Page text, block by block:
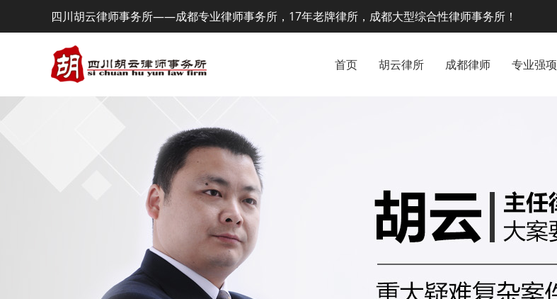
四川胡云律师事务所——成都专业律师事务所，17年老牌律所，成都大型综合性律师事务所！
首页 胡云律所 成都律师 专业强项